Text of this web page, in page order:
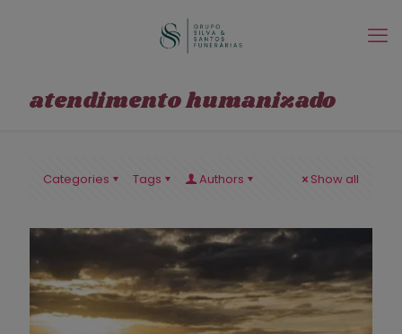
atendimento humanizado
Categories Tags Authors Show all